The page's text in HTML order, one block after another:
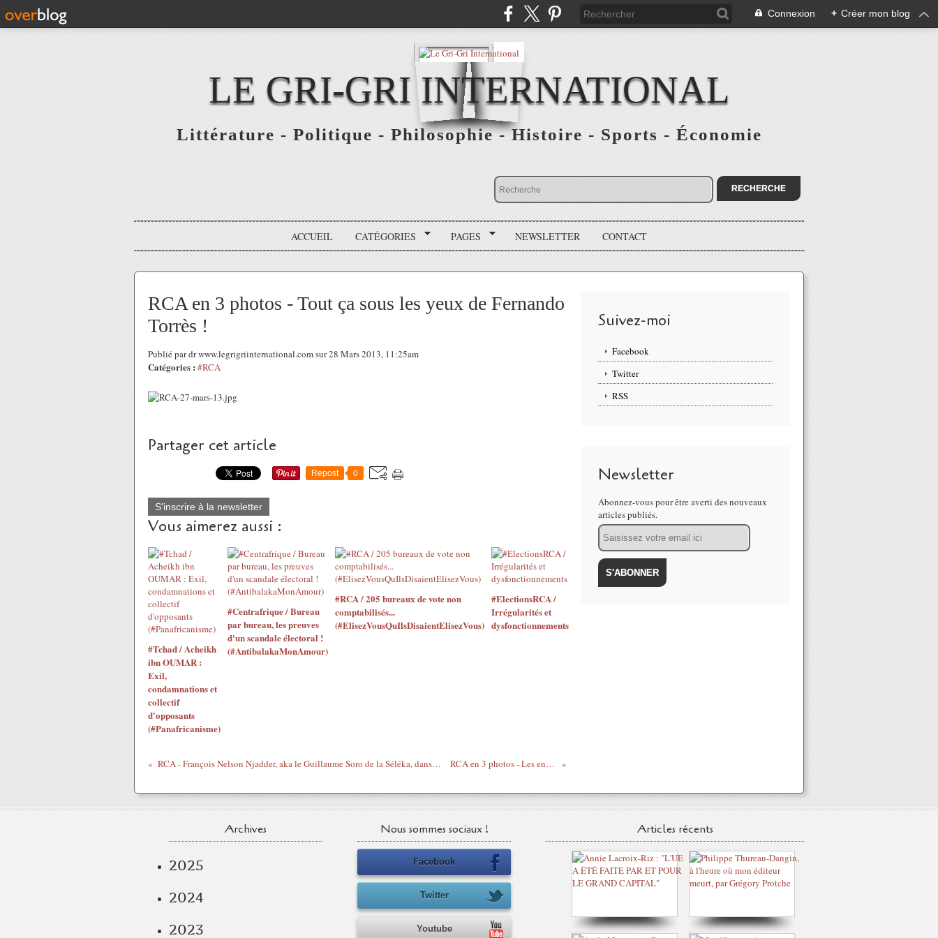
Connexion + Créer mon blog
LE GRI-GRI INTERNATIONAL
Littérature - Politique - Philosophie - Histoire - Sports - Économie
ACCUEIL CATÉGORIES PAGES NEWSLETTER CONTACT
RCA en 3 photos - Tout ça sous les yeux de Fernando
Torrès !
Publié par dr www.legrigriinternational.com sur 28 Mars 2013, 11:25am
Catégories : #RCA
Partager cet article
Repost 0
S'inscrire à la newsletter
Vous aimerez aussi :
#Tchad / Acheikh
ibn OUMAR :
Exil,
condamnations et
collectif
d'opposants
(#Panafricanisme)
#Centrafrique / Bureau
par bureau, les preuves
d'un scandale électoral !
(#AntibalakaMonAmour)
#RCA / 205 bureaux de vote non
comptabilisés...
(#ElisezVousQuIlsDisaientElisezVous)
#ElectionsRCA /
Irrégularités et
dysfonctionnements
RCA - François Nelson Njadder, aka le Guillaume Soro de la Séléka, dans les bras de JM Simon, ambassadeur des rébellions francophiles ! RCA en 3 photos - Les enfants-soldats de la rébellion
Suivez-moi
Facebook
Twitter
RSS
Newsletter
Abonnez-vous pour être averti des nouveaux
articles publiés.
Email
Archives
2025
2024
2023
Nous sommes sociaux !
Facebook
Twitter
Youtube
Articles récents